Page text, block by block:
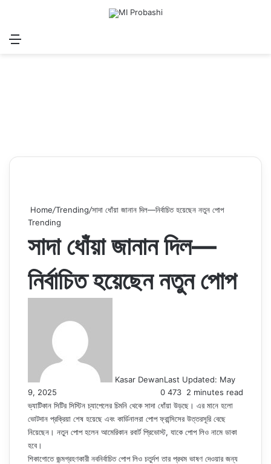
Menu
Home/Trending/সাদা ধোঁয়া জানান দিল—নির্বাচিত হয়েছেন নতুন পোপ
Trending
সাদা ধোঁয়া জানান দিল—
নির্বাচিত হয়েছেন নতুন পোপ
Kasar DewanLast Updated: May
9, 2025
0 473 2 minutes read
ভ্যাটিকান সিটির সিস্টিন চ্যাপেলের চিমনি থেকে সাদা ধোঁয়া উড়ছে। এর মানে হলো
ভোটদান প্রক্রিয়া শেষ হয়েছে এবং কার্ডিনালরা পোপ ফ্রান্সিসের উত্তরসূরি বেছে
নিয়েছেন। নতুন পোপ হলেন আমেরিকান রবার্ট প্রিভোস্ট, যাকে পোপ লিও নামে ডাকা
হবে।
শিকাগোতে জন্মগ্রহণকারী নবনির্বাচিত পোপ লিও চতুর্দশ তার প্রথম ভাষণ দেওয়ার জন্য